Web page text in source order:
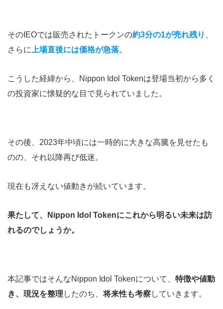
そのIEOでは販売されたトークンの約3分の1が売れ残り
さらに
上場直後には価格が急落。
こうした経緯から、Nippon Idol Tokenは登場当初から多く
の投資家に懐疑的な目で見られていました。
その後、2023年中頃には一時的に大きな高騰を見せたも
のの、それ以降再び低迷。
現在も冴えない値動きが続いています。
果たして、Nippon Idol Tokenにこれから明るい未来は訪
れるのでしょうか。
本記事ではそんなNippon Idol Tokenについて、 特徴や値動
き、現況を整理 したのち、将来性も考察していきます。